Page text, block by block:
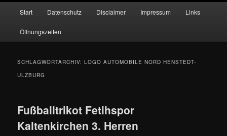
Start Datenschutz Disclaimer Impressum Links
Öffnungszeiten
SCHLAGWORTARCHIV:LOGO AUTOMOBILE NORD HENSTEDT-
ULZBURG
Fußballtrikot Fetihspor
Kaltenkirchen 3. Herren